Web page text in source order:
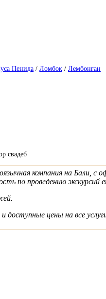
Пенида / Ломбок / Лембонган
свадеб
компания на Бали,
по проведению экскурсий
доступные цены на все